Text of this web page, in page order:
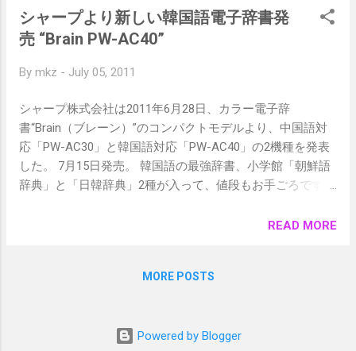
サイト版) 以上のように、なかなか便利そう
で韓国旅行の際に使いたくなると思いま
す。しかし通常の海外データローミングだ
と、どんどん料金が加算されてしまうので
シャープより新しい韓国語電子辞書発
売 “Brain PW-AC40”
By mkz - July 05, 2011
シャープ株式会社は2011年6月28日、カラー電子辞
書“Brain（ブレーン）”のコンパクトモデルより、中国語対
応「PW-AC30」と韓国語対応「PW-AC40」の2機種を発表
した。 7月15日発売。 韓国語の最強辞書、小学館「朝鮮語
辞典」と「日韓辞典」2種が入って、値段もお手ごろです。
READ MORE
MORE POSTS
Powered by Blogger